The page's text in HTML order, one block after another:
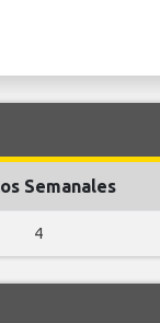
Semanales
4